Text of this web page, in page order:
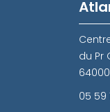
du Pr
64000
05 59